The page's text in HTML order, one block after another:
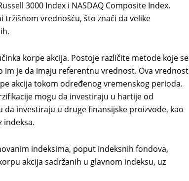
3000 Index i NASDAQ Composite Index.
vrednošću, što znači da velike
korpe akcija. Postoje različite metode koje se
im je da imaju referentnu vrednost. Ova vrednost
akcija tokom određenog vremenskog perioda.
mogu da investiraju u hartije od
investiraju u druge finansijske proizvode, kao
indeksa.
indeksima, poput indeksnih fondova,
akcija sadržanih u glavnom indeksu, uz